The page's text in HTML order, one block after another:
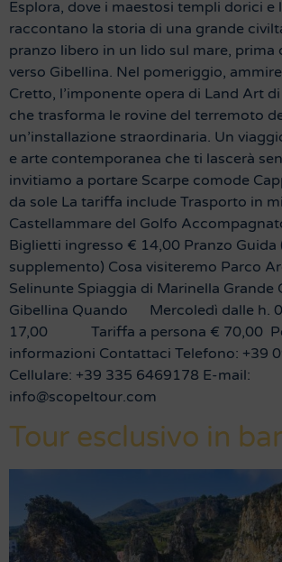
Esplora, dove i maestosi templi dorici e
raccontano la storia di una grande
pranzo libero in un lido sul mare, prima
verso Gibellina. Nel pomeriggio,
Cretto, l’imponente opera di Land Art
che trasforma le rovine del terremoto
un’installazione straordinaria. Un
e arte contemporanea che ti lascerà
invitiamo a portare Scarpe comode
da sole La tariffa include Trasporto in
Castellammare del Golfo
Biglietti ingresso € 14,00 Pranzo Guida
supplemento) Cosa visiteremo Parco
Selinunte Spiaggia di Marinella Grande
Gibellina Quando Mercoledì dalle h.
17,00 Tariffa a persona € 70,00
informazioni Contattaci Telefono: +39
Cellulare: +39 335 6469178 E-mail:
info@scopeltour.com
Tour esclusivo in